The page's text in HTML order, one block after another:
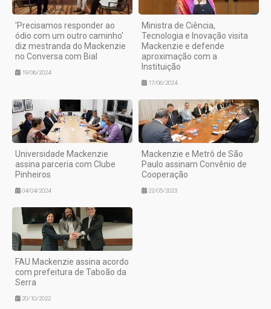
'Precisamos responder ao
ódio com um outro caminho'
diz mestranda do Mackenzie
no Conversa com Bial
19/06/2024
Ministra de Ciência,
Tecnologia e Inovação visita
Mackenzie e defende
aproximação com a
Instituição
17/06/2024
Universidade Mackenzie
assina parceria com Clube
Pinheiros
04/04/2024
Mackenzie e Metrô de São
Paulo assinam Convênio de
Cooperação
22/05/2023
FAU Mackenzie assina acordo
com prefeitura de Taboão da
Serra
20/10/2022